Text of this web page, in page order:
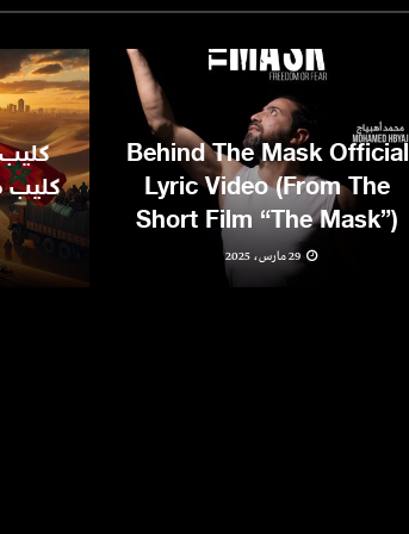
Behind The Mask Official
Lyric Video (From The
Short Film “The Mask”)
29 مارس، 2025
كليب